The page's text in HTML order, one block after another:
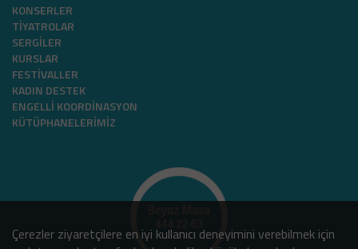
KONSERLER
TIYATROLAR
SERGILER
KURSLAR
FESTIVALLER
KADIN DESTEK
ENGELLI KOORDINASYON
KÜTÜPHANELERIMIZ
Çerezler ziyaretçilere en iyi kullanıcı deneyimini verebilmek için